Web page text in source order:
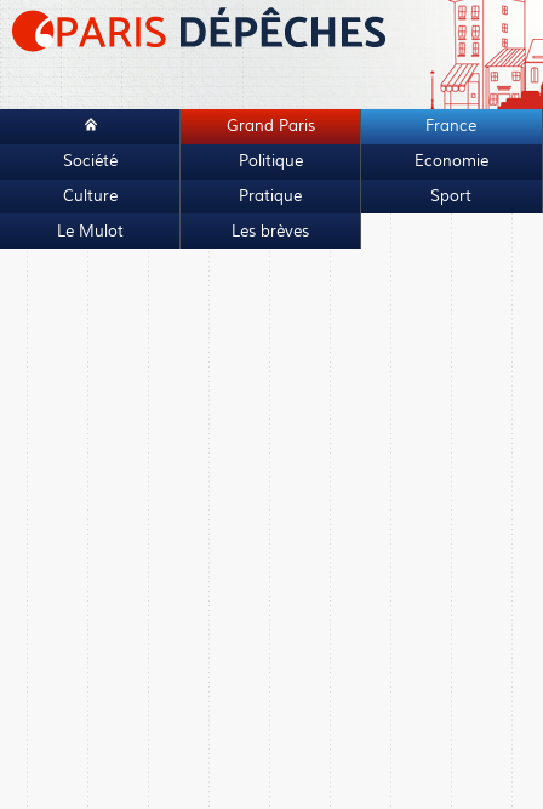
Grand Paris
France
Société
Politique
Economie
Culture
Pratique
Sport
Le Mulot
Les brèves